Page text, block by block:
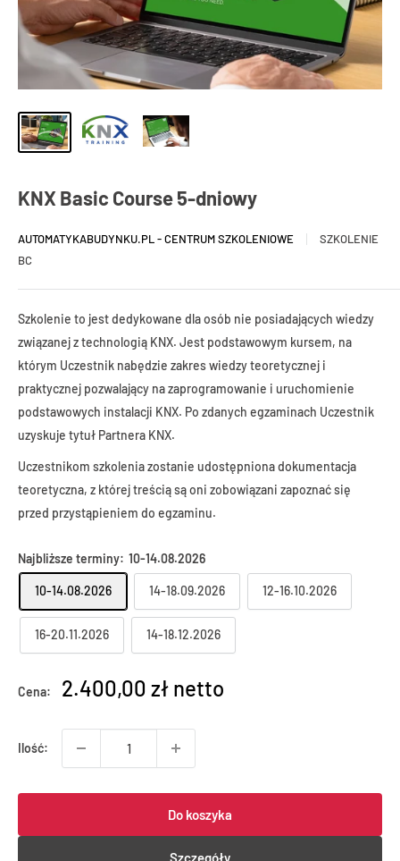
KNX Basic Course 5-dniowy
AUTOMATYKABUDYNKU.PL - CENTRUM SZKOLENIOWE
SZKOLENIE
BC
Szkolenie to jest dedykowane dla osób nie posiadających wiedzy
związanej z technologią KNX. Jest podstawowym kursem, na
którym Uczestnik nabędzie zakres wiedzy teoretycznej i
praktycznej pozwalający na zaprogramowanie i uruchomienie
podstawowych instalacji KNX. Po zdanych egzaminach Uczestnik
uzyskuje tytuł Partnera KNX.
Uczestnikom szkolenia zostanie udostępniona dokumentacja
teoretyczna, z której treścią są oni zobowiązani zapoznać się
przed przystąpieniem do egzaminu.
Najbliższe terminy: 10-14.08.2026
10-14.08.2026 14-18.09.2026 12-16.10.2026
16-20.11.2026 14-18.12.2026
Cena: 2.400,00 zł netto
Ilość:
Do koszyka
Szczegóły